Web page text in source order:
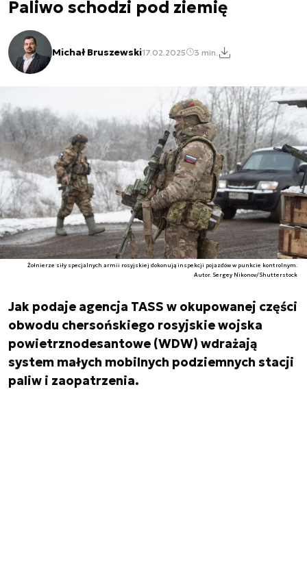
Paliwo schodzi pod ziemię
Michał Bruszewski17.02.2025 3 min.
Żołnierze siły specjalnych armii rosyjskiej dokonują inspekcji pojazdów w punkcie kontrolnym.
Autor. Sergey Nikonov/Shutterstock
Jak podaje agencja TASS w okupowanej części
obwodu chersońskiego rosyjskie wojska
powietrznodesantowe (WDW) wdrażają
system małych mobilnych podziemnych stacji
paliw i zaopatrzenia.